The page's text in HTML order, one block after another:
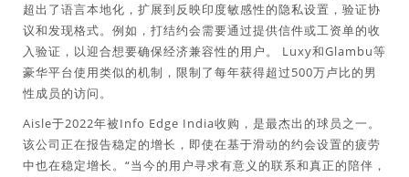
超出了语言本地化，扩展到反映印度敏感性的隐私设置，验证协
议和发现格式。例如，打结约会需要通过提供信件或工资单的收
入验证，以迎合想要确保经济兼容性的用户。 Luxy和Glambu等
豪华平台使用类似的机制，限制了每年获得超过500万卢比的男
性成员的访问。
Aisle于2022年被Info Edge India收购，是最杰出的球员之一。
该公司正在报告稳定的增长，即使在基于滑动的约会设置的疲劳
中也在稳定增长。“当今的用户寻求有意义的联系和真正的陪伴，